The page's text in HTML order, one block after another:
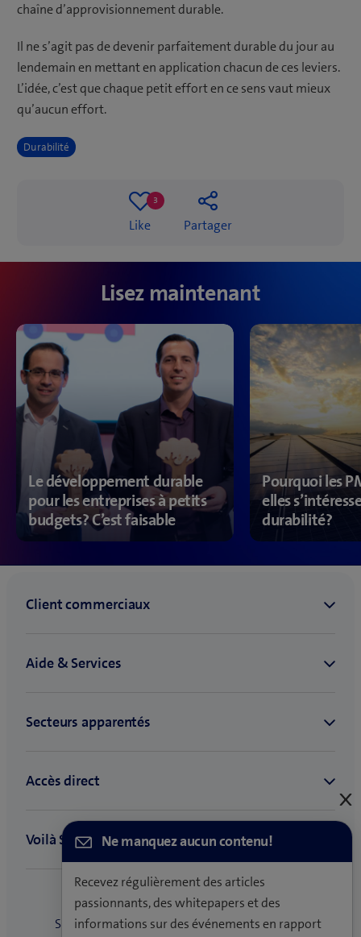
chaîne d’approvisionnement durable.
Il ne s’agit pas de devenir parfaitement durable du jour au
lendemain en mettant en application chacun de ces leviers.
L’idée, c’est que chaque petit effort en ce sens vaut mieux
qu’aucun effort.
Ne manquez aucun contenu!
Recevez régulièrement des articles
passionnants, des whitepapers et des
informations sur des événements en rapport
Durabilité
Like
3
3
Partager
Lisez maintenant
Le développement durable
pour les entreprises à petits
budgets? C’est faisable
Pourquoi les
elles
durabilité?